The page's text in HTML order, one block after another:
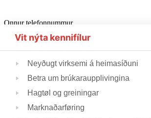
Onnur telefonnummur
Starvsfólkarúm
Førleikastovan
Heilsufrøðingur
302510
222445
562355
Varaskúlastjórin
Skrivstovukvinnan
227244 / 223690
506088
215388/211744
Vit nýta kennifílur
Neyðugt virksemi á heimasíðuni
Betra um brúkaraupplivingina
Hagtøl og greiningar
Marknaðarføring